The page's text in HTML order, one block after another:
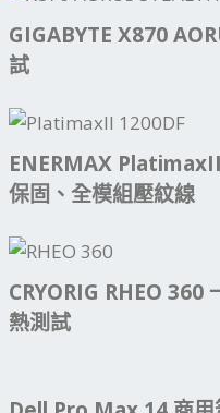
GIGABYTE X870
試
ENERMAX
保固、全模組壓紋線
CRYORIG RHEO 360
熱測試